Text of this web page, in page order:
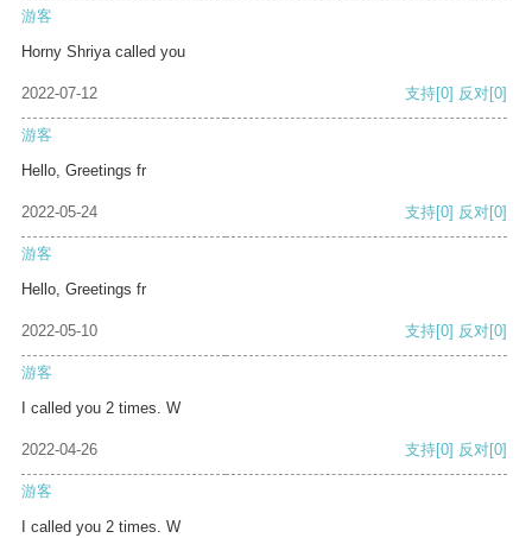
游客
Horny Shriya called you
2022-07-12 支持[0] 反对[0]
游客
Hello, Greetings fr
2022-05-24 支持[0] 反对[0]
游客
Hello, Greetings fr
2022-05-10 支持[0] 反对[0]
游客
I called you 2 times. W
2022-04-26 支持[0] 反对[0]
游客
I called you 2 times. W